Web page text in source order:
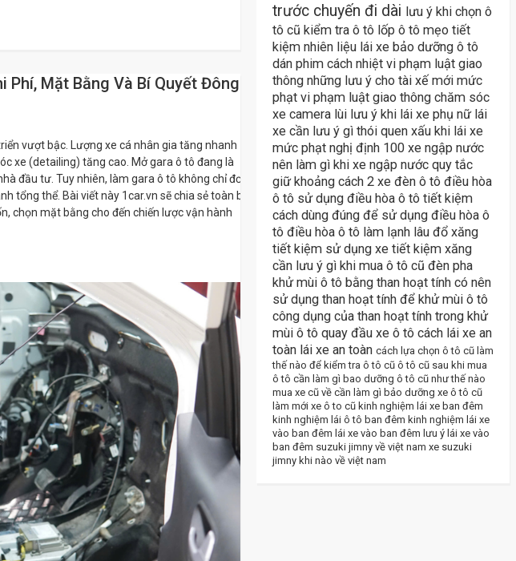
Phí, Mặt Bằng Và Bí Quyết Đông
vượt bậc. Lượng xe cá nhân gia tăng nhanh
xe (detailing) tăng cao. Mở gara ô tô đang là
đầu tư. Tuy nhiên, làm gara ô tô không chỉ đơn
tổng thể. Bài viết này 1car.vn sẽ chia sẻ toàn bộ
chọn mặt bằng cho đến chiến lược vận hành
trước chuyến đi dài lưu ý khi chọn ô
tô cũ kiểm tra ô tô lốp ô tô mẹo tiết
kiệm nhiên liệu lái xe bảo dưỡng ô tô
dán phim cách nhiệt vi phạm luật giao
thông những lưu ý cho tài xế mới mức
phạt vi phạm luật giao thông chăm sóc
xe camera lùi lưu ý khi lái xe phụ nữ lái
xe cần lưu ý gì thói quen xấu khi lái xe
mức phạt nghị định 100 xe ngập nước
nên làm gì khi xe ngập nước quy tắc
giữ khoảng cách 2 xe đèn ô tô điều hòa
ô tô sử dụng điều hòa ô tô tiết kiệm
cách dùng đúng để sử dụng điều hòa ô
tô điều hòa ô tô làm lạnh lâu đổ xăng
tiết kiệm sử dụng xe tiết kiệm xăng
cần lưu ý gì khi mua ô tô cũ đèn pha
khử mùi ô tô bằng than hoạt tính có nên
sử dụng than hoạt tính để khử mùi ô tô
công dụng của than hoạt tính trong khử
mùi ô tô quay đầu xe ô tô cách lái xe an
toàn lái xe an toàn cách lựa chọn ô tô cũ làm
thế nào để kiểm tra ô tô cũ ô tô cũ sau khi mua
ô tô cần làm gì bao dưỡng ô tô cũ như thế nào
mua xe cũ về cần làm gì bảo dưỡng xe ô tô cũ
làm mới xe ô to cũ kinh nghiệm lái xe ban đêm
kinh nghiệm lái ô tô ban đêm kinh nghiệm lái xe
vào ban đêm lái xe vào ban đêm lưu ý lái xe vào
ban đêm suzuki jimny về việt nam xe suzuki
jimny khi nào về việt nam